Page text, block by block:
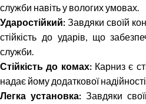
служби навіть у вологих умовах.
Ударостійкий: Завдяки своїй
стійкість до ударів, що
служби.
Стійкість до комах:Карниз є
надає йому додаткової
Легка установка: Завдяки